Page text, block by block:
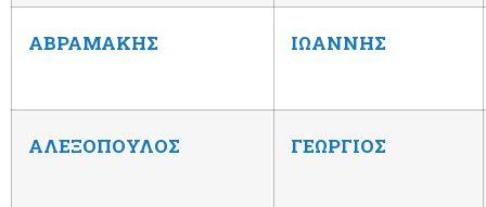
ΑΒΡΑΜΑΚΗΣ ΙΩΑΝΝΗΣ
ΑΛΕΞΟΠΟΥΛΟΣ ΓΕΩΡΓΙΟΣ